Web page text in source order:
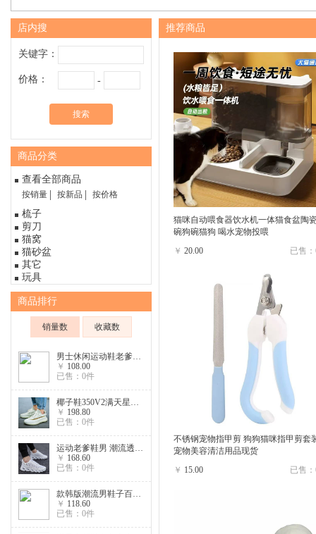
店内搜
关键字：
价格： -
搜索
商品分类
查看全部商品
按销量 按新品 按价格
梳子
剪刀
猫窝
猫砂盆
其它
玩具
商品排行
销量数 收藏数
男士休闲运动鞋老爹鞋耐磨防滑韩版潮流小白鞋
￥ 108.00
已售：0件
椰子鞋350V2满天星爆米花情侣三大洲配色天使透气运动鞋
￥ 198.80
已售：0件
运动老爹鞋男 潮流透气跑步鞋 新款飞织学生百搭男运动鞋
￥ 168.60
已售：0件
款韩版潮流男鞋子百搭休闲帆布鞋男士布鞋板鞋透气潮鞋
￥ 118.60
已售：0件
推荐商品
猫咪自动喂食器饮水机一体猫食盆陶
碗狗碗猫狗 喝水宠物投喂
￥ 20.00 已售
不锈钢宠物指甲剪 狗狗猫咪指甲剪套
宠物美容清洁用品现货
￥ 15.00 已售